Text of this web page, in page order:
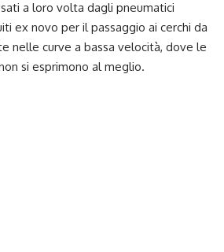
a loro volta dagli pneumatici
ex novo per il passaggio ai cerchi da
nelle curve a bassa velocità, dove le
si esprimono al meglio.